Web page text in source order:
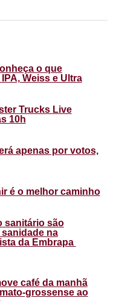
o que
Weiss e Ultra
Trucks Live
10h
apenas por votos,
é o melhor caminho
sanitário são
na
da Embrapa
café da manhã
grossense ao